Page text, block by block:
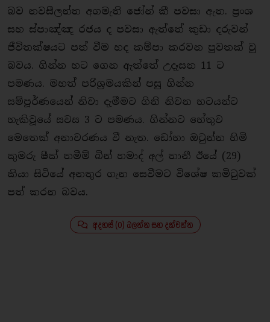
බව නවසීලන්ත අගමැති ජෝන් කී පවසා ඇත. ප‍්‍රංශ
සහ ස්පාඤ්ඤ රජය ද පවසා ඇත්තේ කුඩා දරුවන්
ජීවිතක්ෂයට පත් වීම හද කම්පා කරවන පුවතක් වූ
බවය. ගින්න හට ගෙන ඇත්තේ උදෑසන 11 ට
පමණය. මහත් පරිශ‍්‍රමයකින් පසු ගින්න
සම්පූර්ණයෙන් නිවා දැමීමට ගිනි නිවන භටයන්ට
හැකිවූයේ සවස 3 ට පමණය. ගින්නට හේතුව
මෙතෙක් අනාවරණය වී නැත. ඩෝහා ඔටුන්න හිමි
කුමරු ෂීක් තමීම් බින් හමාද් අල් තානී ඊයේ (29)
කියා සිටියේ අනතුර ගැන සෙවීමට විශේෂ කමිටුවක්
පත් කරන බවය.
අදහස් (0) බලන්න සහ දක්වන්න